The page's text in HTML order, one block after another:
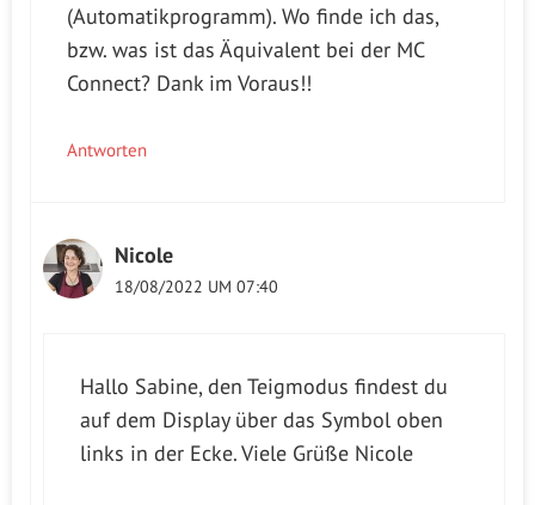
(Automatikprogramm). Wo finde ich das,
bzw. was ist das Äquivalent bei der MC
Connect? Dank im Voraus!!
Antworten
Nicole
18/08/2022 UM 07:40
Hallo Sabine, den Teigmodus findest du
auf dem Display über das Symbol oben
links in der Ecke. Viele Grüße Nicole